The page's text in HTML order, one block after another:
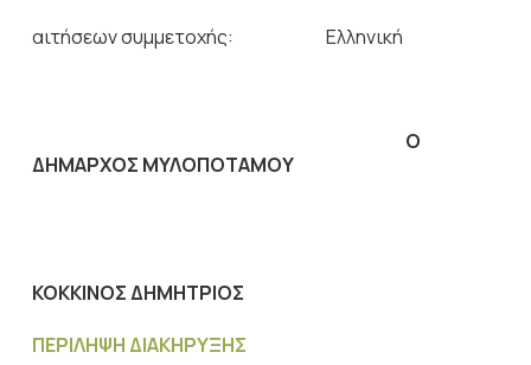
αιτήσεων συμμετοχής: Ελληνική
Ο
ΔΗΜΑΡΧΟΣ ΜΥΛΟΠΟΤΑΜΟΥ
ΚΟΚΚΙΝΟΣ ΔΗΜΗΤΡΙΟΣ
ΠΕΡΙΛΗΨΗ ΔΙΑΚΗΡΥΞΗΣ